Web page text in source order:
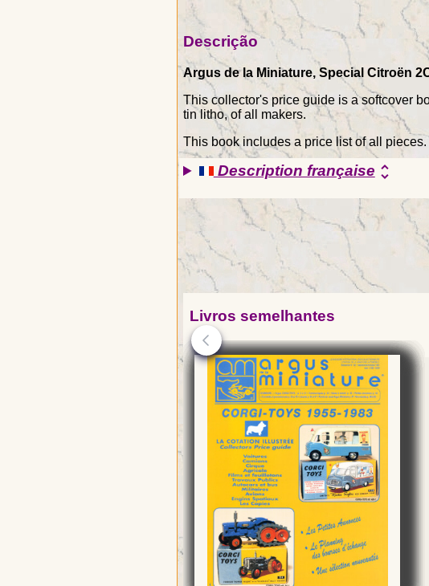
Descrição
Argus de la Miniature, Special Citroën
This collector's price guide is a softcover
tin litho, of all makers.
This book includes a price list of all pieces.
Description françaiseunfold_more
Livros semelhantes